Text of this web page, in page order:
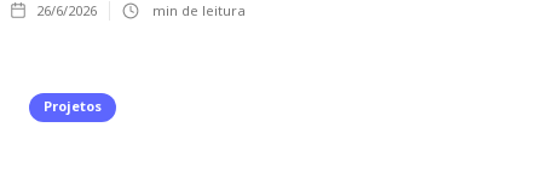
26/6/2026 min de leitura
Projetos